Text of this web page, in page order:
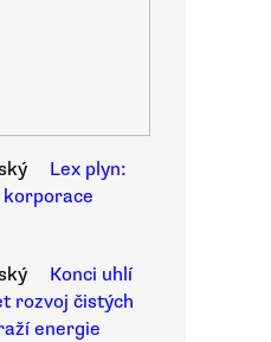
Lex plyn:
Konci uhlí
rozvoj čistých
energie